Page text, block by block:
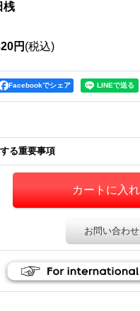
桟
円 (税込)
Facebookでシェア
る重要事項
お問い合わせ